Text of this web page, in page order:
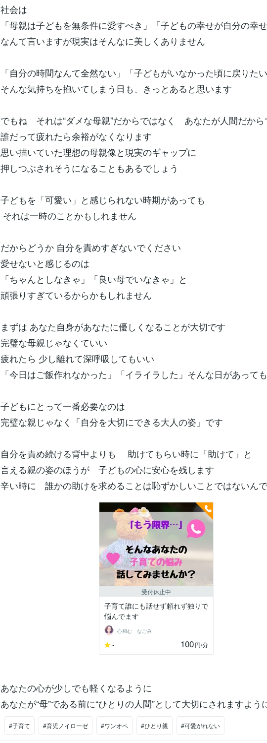
社会は
「母親は子どもを無条件に愛すべき」「子どもの幸せが自分の幸
なんて言いますが現実はそんなに美しくありません
「自分の時間なんて全然ない」「子どもがいなかった頃に戻りた
そんな気持ちを抱いてしまう日も、きっとあると思います
でもね それは“ダメな母親”だからではなく あなたが人間だから
誰だって疲れたら余裕がなくなります
思い描いていた理想の母親像と現実のギャップに
押しつぶされそうになることもあるでしょう
子どもを「可愛い」と感じられない時期があっても
それは一時のことかもしれません
だからどうか 自分を責めすぎないでください
愛せないと感じるのは
「ちゃんとしなきゃ」「良い母でいなきゃ」と
頑張りすぎているからかもしれません
まずは あなた自身があなたに優しくなることが大切です
完璧な母親じゃなくていい
疲れたら 少し離れて深呼吸してもいい
「今日はご飯作れなかった」「イライラした」そんな日があって
子どもにとって一番必要なのは
完璧な親じゃなく「自分を大切にできる大人の姿」です
自分を責め続ける背中よりも 助けてもらい時に「助けて」と
言える親の姿のほうが 子どもの心に安心を残します
辛い時に 誰かの助けを求めることは恥ずかしいことではないん
受付休止中
子育て誰にも話せず頼れず独りで
悩んでます
心和む なごみ
- 100円/分
あなたの心が少しでも軽くなるように
あなたが“母”である前に“ひとりの人間”として大切にされますよう
#子育て #育児ノイローゼ #ワンオペ #ひとり親 #可愛がれない